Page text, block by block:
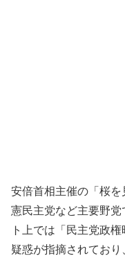
安倍首相主催の「桜
憲民主党など主要野党
ト上では「民主党政
疑惑が指摘されてお